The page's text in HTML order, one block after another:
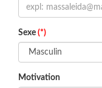
Sexe (*)
Motivation